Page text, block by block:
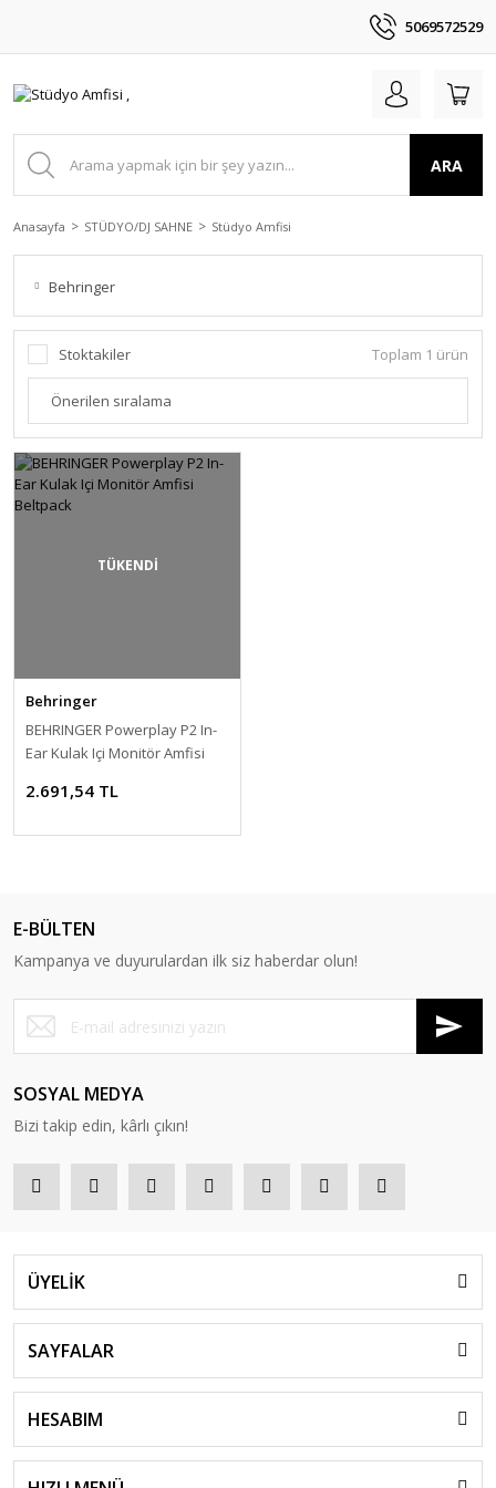
5069572529
ARA
Anasayfa STÜDYO/DJ SAHNE Stüdyo Amfisi
Behringer
Stoktakiler Toplam 1 ürün
TÜKENDİ
Behringer
BEHRINGER Powerplay P2 In-
Ear Kulak Içi Monitör Amfisi
2.691,54 TL
E-BÜLTEN
Kampanya ve duyurulardan ilk siz haberdar olun!
SOSYAL MEDYA
Bizi takip edin, kârlı çıkın!
ÜYELİK
SAYFALAR
HESABIM